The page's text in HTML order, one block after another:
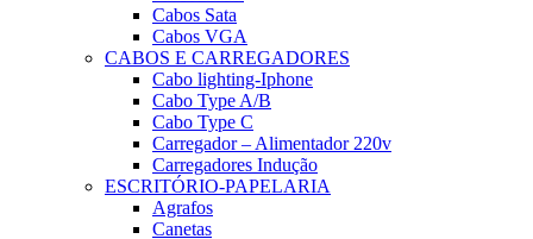
Cabos Sata
Cabos VGA
CABOS E CARREGADORES
Cabo lighting-Iphone
Cabo Type A/B
Cabo Type C
Carregador – Alimentador 220v
Carregadores Indução
ESCRITÓRIO-PAPELARIA
Agrafos
Canetas